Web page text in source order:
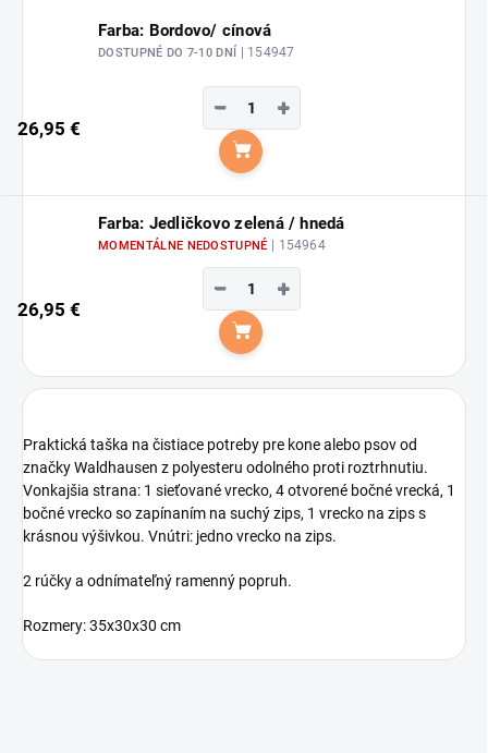
Farba: Bordovo/ cínová
DOSTUPNÉ DO 7-10 DNÍ | 154947
26,95 €
+
−
Do košíka
Farba: Jedličkovo zelená / hnedá
MOMENTÁLNE NEDOSTUPNÉ | 154964
26,95 €
+
−
Do košíka
Praktická taška na čistiace potreby pre kone alebo psov od
značky Waldhausen z polyesteru odolného proti roztrhnutiu.
Vonkajšia strana: 1 sieťované vrecko, 4 otvorené bočné vrecká, 1
bočné vrecko so zapínaním na suchý zips, 1 vrecko na zips s
krásnou výšivkou. Vnútri: jedno vrecko na zips.
2 rúčky a odnímateľný ramenný popruh.
Rozmery: 35x30x30 cm